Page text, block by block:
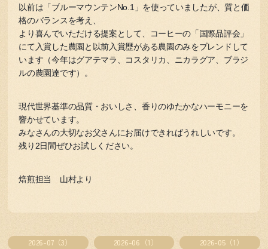
以前は「ブルーマウンテンNo.1」を使っていましたが、質と価
格のバランスを考え、
より喜んでいただける提案として、コーヒーの「国際品評会」
にて入賞した農園と以前入賞歴がある農園のみをブレンドして
います（今年はグアテマラ、コスタリカ、ニカラグア、ブラジ
ルの農園達です）。
現代世界基準の品質・おいしさ、香りのゆたかなハーモニーを
響かせています。
みなさんの大切なお父さんにお届けできればうれしいです。
残り2日間ぜひお試しください。
焙煎担当 山村より
2026-07（3） 2026-06（1）
2026-05（1）